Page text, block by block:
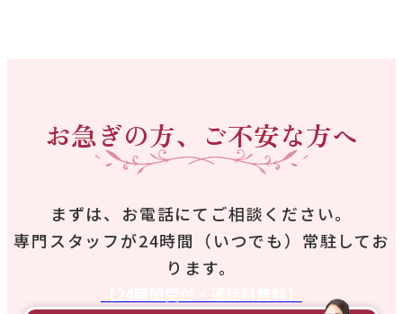
お急ぎの方、ご不安な方へ
まずは、お電話にてご相談ください。
専門スタッフが24時間（いつでも）常駐してお
ります。